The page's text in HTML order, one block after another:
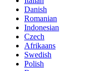
Danish
Romanian
Indonesian
Czech
Afrikaans
Swedish
Polish